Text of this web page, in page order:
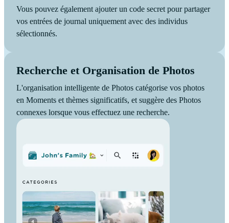
Vous pouvez également ajouter un code secret pour partager
vos entrées de journal uniquement avec des individus
sélectionnés.
Recherche et Organisation de Photos
L'organisation intelligente de Photos catégorise vos photos
en Moments et thèmes significatifs, et suggère des Photos
connexes lorsque vous effectuez une recherche.